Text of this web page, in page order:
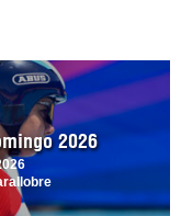
2026